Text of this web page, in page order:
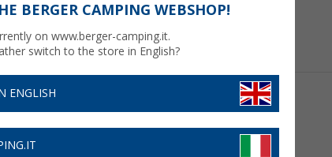
BERGER CAMPING WEBSHOP!
on www.berger-camping.it.
switch to the store in English?
ENGLISH